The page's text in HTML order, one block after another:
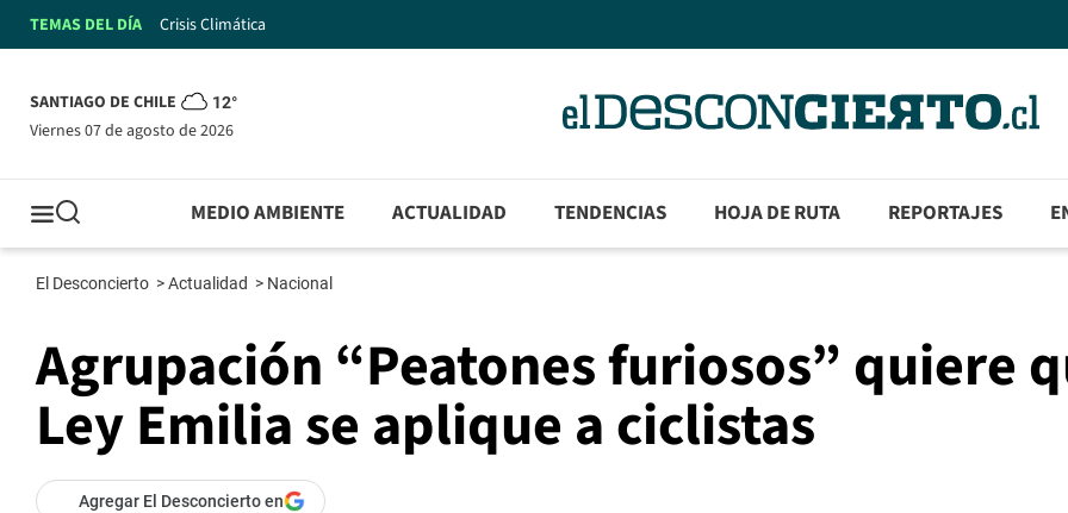
TEMAS DEL DÍA Crisis Climática
SANTIAGO DE CHILE 12°
viernes 07 de agosto de 2026
MEDIO AMBIENTE ACTUALIDAD TENDENCIAS HOJA DE RUTA REPORTAJES
El Desconcierto >Actualidad > Nacional
Agrupación “Peatones furiosos” quiere
Ley Emilia se aplique a ciclistas
Agregar El Desconcierto en